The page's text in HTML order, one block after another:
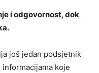
i odgovornost, dok
još jedan podsjetnik
koje